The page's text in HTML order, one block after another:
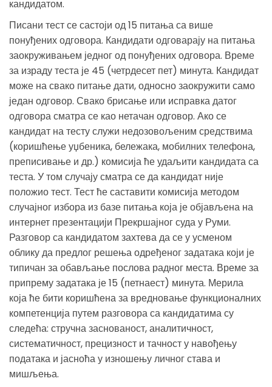
кандидатом.
Писани тест се састоји од 15 питања са више
понуђених одговора. Кандидати одговарају на питања
заокруживањем једног од понуђених одговора. Време
за израду теста је 45 (четрдесет пет) минута. Кандидат
може на свако питање дати, односно заокружити само
један одговор. Свако брисање или исправка датог
одговора сматра се као нетачан одговор. Ако се
кандидат на тесту служи недозовољеним средствима
(коришћење уџбеника, бележака, мобилних телефона,
преписивање и др.) комисија ће удаљити кандидата са
теста. У том случају сматра се да кандидат није
положио тест. Тест ће саставити комисија методом
случајног избора из базе питања која је објављена на
интернет презентацији Прекршајног суда у Руми.
Разговор са кандидатом захтева да се у усменом
облику да предлог решења одређеног задатака који је
типичан за обављање послова радног места. Време за
припрему задатака је 15 (петнаест) минута. Мерила
која ће бити коришћена за вредновање функционалних
компетенција путем разговора са кандидатима су
следећа: стручна заснованост, аналитичност,
систематичност, прецизност и тачност у навођењу
података и јасноћа у изношењу личног става и
мишљења.